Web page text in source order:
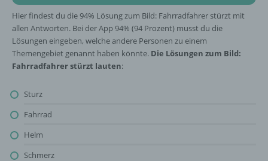
Hier findest du die 94% Lösung zum Bild: Fahrradfahrer stürzt mit
allen Antworten. Bei der App 94% (94 Prozent) musst du die
Lösungen eingeben, welche andere Personen zu einem
Themengebiet genannt haben könnte. Die Lösungen zum Bild:
Fahrradfahrer stürzt lauten:
Sturz
Fahrrad
Helm
Schmerz